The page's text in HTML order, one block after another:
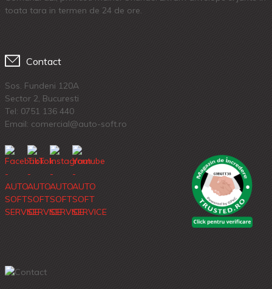
toata tara in termen de 24 de ore.
Contact
Sos. Fundeni 120A
Sector 2, Bucuresti
Tel: 0751 136 440
Email: comercial@auto-soft.ro